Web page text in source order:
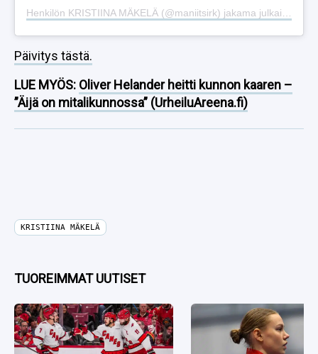
Päivitys tästä.
LUE MYÖS: Oliver Helander heitti kunnon kaaren –
”Äijä on mitalikunnossa” (UrheiluAreena.fi)
KRISTIINA MÄKELÄ
TUOREIMMAT UUTISET